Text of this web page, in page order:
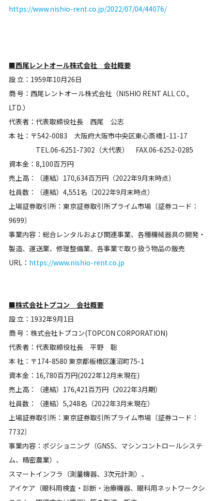
https://www.nishio-rent.co.jp/2022/07/04/44076/
■西尾レントオール株式会社 会社概要
設 立：1959年10月26日
商 号：西尾レントオール株式会社（NISHIO RENT ALL CO.,
LTD.）
代表者：代表取締役社長 西尾 公志
本 社：〒542-0083 大阪府大阪市中央区東心斎橋1-11-17
TEL.06-6251-7302（大代表） FAX.06-6252-0285
資本金：8,100百万円
売上高：（連結）170,634百万円（2022年9月末時点）
社員数：（連結）4,551名（2022年9月末時点）
上場証券取引所：東京証券取引所プライム市場〔証券コード：
9699〕
事業内容：総合レンタルおよび関連事業、各種機械器具の開発・
製造、運送業、修理整備業、各事業で取り扱う物品の販売
URL： https://www.nishio-rent.co.jp
■株式会社トプコン 会社概要
設 立：1932年9月1日
商 号：株式会社トプコン(TOPCON CORPORATION)
代表者：代表取締役社長 平野 聡
本 社：〒174-8580 東京都板橋区蓮沼町75-1
資本金：16,780百万円(2022年12月末現在)
売上高：（連結）176,421百万円（2022年3月期）
社員数：（連結）5,248名（2022年3月末現在）
上場証券取引所：東京証券取引所プライム市場〔証券コード：
7732〕
事業内容：ポジショニング（GNSS、マシンコントロールシステ
ム、精密農業）、
スマートインフラ（測量機器、3次元計測）、
アイケア（眼科用検査・診断・治療機器、眼科用ネットワークシ